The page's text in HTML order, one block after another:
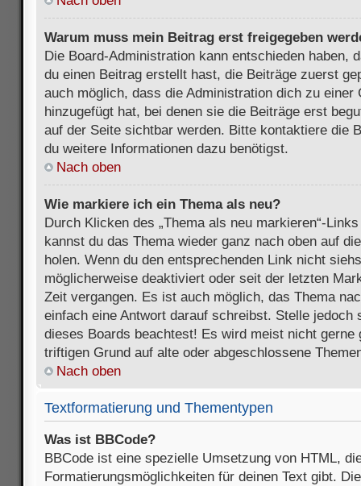
Warum muss mein Beitrag erst freigegeben
Die Board-Administration kann entschieden haben,
du einen Beitrag erstellt hast, die Beiträge zuerst
auch möglich, dass die Administration dich zu einer
hinzugefügt hat, bei denen sie die Beiträge erst
auf der Seite sichtbar werden. Bitte kontaktiere die
du weitere Informationen dazu benötigst.
Nach oben
Wie markiere ich ein Thema als neu?
Durch Klicken des „Thema als neu markieren“-
kannst du das Thema wieder ganz nach oben auf
holen. Wenn du den entsprechenden Link nicht
möglicherweise deaktiviert oder seit der letzten
Zeit vergangen. Es ist auch möglich, das Thema
einfach eine Antwort darauf schreibst. Stelle jedoch
dieses Boards beachtest! Es wird meist nicht gerne
triftigen Grund auf alte oder abgeschlossene
Nach oben
Textformatierung und Thementypen
Was ist BBCode?
BBCode ist eine spezielle Umsetzung von HTML,
Formatierungsmöglichkeiten für deinen Text gibt.